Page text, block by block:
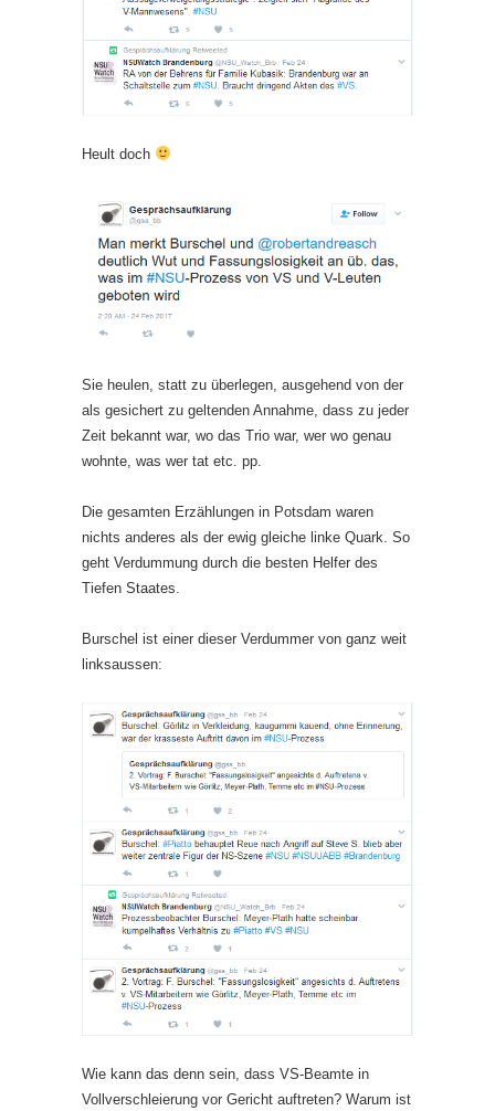
Heult doch
Sie heulen, statt zu überlegen, ausgehend von der
als gesichert zu geltenden Annahme, dass zu jeder
Zeit bekannt war, wo das Trio war, wer wo genau
wohnte, was wer tat etc. pp.
Die gesamten Erzählungen in Potsdam waren
nichts anderes als der ewig gleiche linke Quark. So
geht Verdummung durch die besten Helfer des
Tiefen Staates.
Burschel ist einer dieser Verdummer von ganz weit
linksaussen:
Wie kann das denn sein, dass VS-Beamte in
Vollverschleierung vor Gericht auftreten? Warum ist